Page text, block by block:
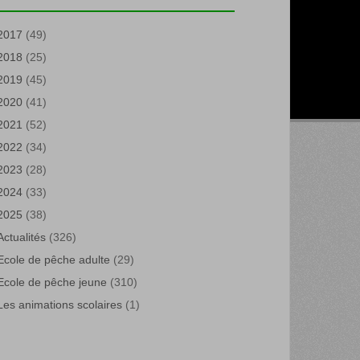
(49)
(25)
(45)
(41)
(52)
(34)
(28)
(33)
(38)
(326)
de pêche adulte (29)
de pêche jeune (310)
animations scolaires(1)